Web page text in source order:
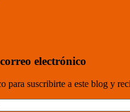
electrónico
para suscribirte a este blog y